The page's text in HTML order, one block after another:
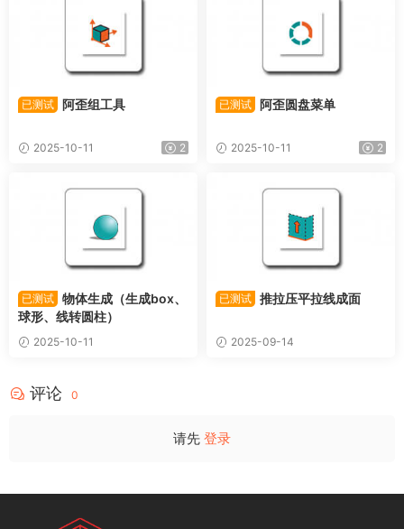
已测试 阿歪组工具
2025-10-11 2
已测试 阿歪圆盘菜单
2025-10-11 2
已测试 物体生成（生成box、
球形、线转圆柱）
2025-10-11
已测试 推拉压平拉线成面
2025-09-14
评论 0
请先 登录